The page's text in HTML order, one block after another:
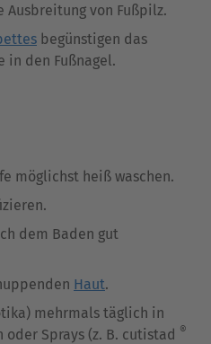
von Fußpilz.
begünstigen das
in den Fußnagel.
möglichst heiß waschen.
dem Baden gut
Haut.
mehrmals täglich in
oder Sprays (z. B. cutistad ®